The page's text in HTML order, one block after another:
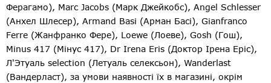
Ферагамо), Marc Jacobs (Марк Джейкобс), Angel Schlesser
(Анхел Шлесер), Armand Basi (Арман Басі), Gianfranco
Ferre (Жанфранко Фере), Loewe (Лоеве), Gosh (Гош),
Minus 417 (Мінус 417), Dr Irena Eris (Доктор Ірена Еріс),
Л'Этуаль selection (Летуаль селексьон), Wanderlast
(Вандерласт), за умови наявності їх в магазині, окрім